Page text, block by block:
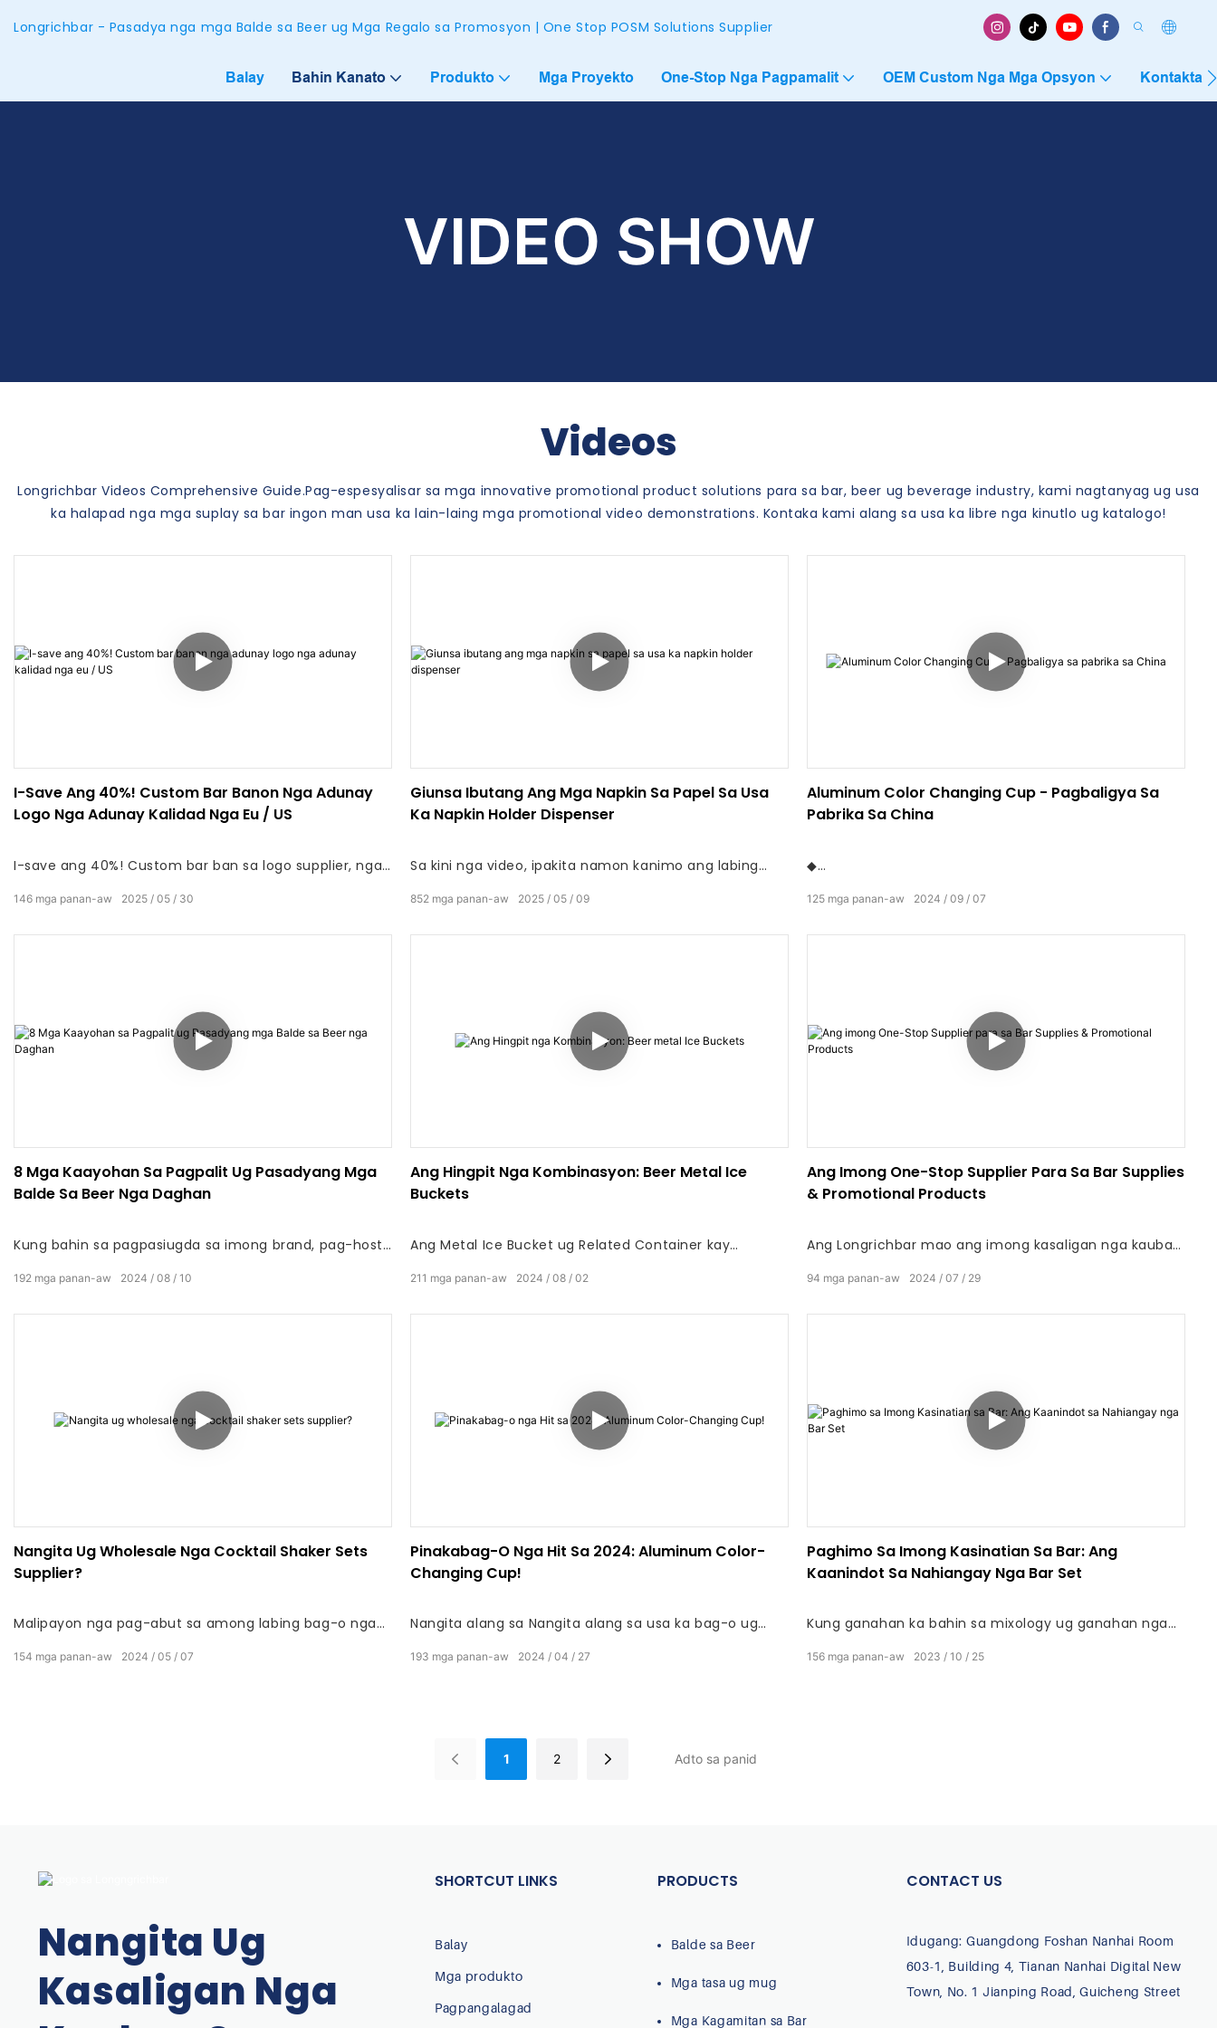
Longrichbar - Pasadya nga mga Balde sa Beer ug Mga Regalo sa Promosyon | One Stop POSM Solutions Supplier
Balay Bahin Kanato Produkto Mga Proyekto One-Stop Nga Pagpamalit OEM Custom Nga Mga Opsyon Kontakta
VIDEO SHOW
Videos
Longrichbar Videos Comprehensive Guide.Pag-espesyalisar sa mga innovative promotional product solutions para sa bar, beer ug beverage industry, kami nagtanyag ug usa
ka halapad nga mga suplay sa bar ingon man usa ka lain-laing mga promotional video demonstrations. Kontaka kami alang sa usa ka libre nga kinutlo ug katalogo!
I-Save Ang 40%! Custom Bar Banon Nga Adunay
Logo Nga Adunay Kalidad Nga Eu / US
I-save ang 40%! Custom bar ban sa logo supplier, nga
nga paagi aron mapadayon ang mga ibabaw nga
limpyo samtang gipakita ang imong brand sa unahan
2025 05 30
146 mga panan-aw
Giunsa Ibutang Ang Mga Napkin Sa Papel Sa Usa
Ka Napkin Holder Dispenser
Sa kini nga video, ipakita namon kanimo ang labing
mga napkin sa papel sa usa ka napkin holder dispenser.
Pakigsulti sa makuyaw nga mga piles sa napkin ug
2025 05 09
852 mga panan-aw
Aluminum Color Changing Cup - Pagbaligya Sa
Pabrika Sa China
◆
Gusto sa mga konsumedor nga ipaambit ang dili
makalimtan nga mga higayon sa uban. Kini usa ka
Aluminum nga Pagbag-o sa Kolor nga Cup
2024 09 07
125 mga panan-aw
8 Mga Kaayohan Sa Pagpalit Ug Pasadyang Mga
Balde Sa Beer Nga Daghan
Kung bahin sa pagpasiugda sa imong brand, pag-host
talagsaon nga paghikap sa imong koleksyon sa
barware, ang naandan nga mga balde sa beer usa ka
nagtanyag usab daghang mga bentaha nga
makahimo usa ka hinungdanon nga epekto sa imong
negosyo. Ania ang walo ka makapadani nga mga
2024 08 10
192 mga panan-aw
Ang Hingpit Nga Kombinasyon: Beer Metal Ice
Buckets
Ang Metal Ice Bucket ug Related Container kay
panagtapok sa balay. Dili lang nila gipabugnaw ang
mga ilimnon apan nagdugang usab usa ka elemento
paggamit ingon man alang sa mga espesyal nga
okasyon ug holiday.
2024 08 02
211 mga panan-aw
Ang Imong One-Stop Supplier Para Sa Bar Supplies
& Promotional Products
Ang Longrichbar mao ang imong kasaligan nga kauban,
one-stop sourcing nga mga solusyon alang sa tanan
nga mga lahi sa mga kompanya sa promosyon.
2024 07 29
94 mga panan-aw
Nangita Ug Wholesale Nga Cocktail Shaker Sets
Supplier?
Malipayon nga pag-abut sa among labing bag-o nga
kalidad nga mga produkto sa B2B alang sa industriya sa
makapauswag sa imong serbisyo sa bar.
2024 05 07
154 mga panan-aw
Pinakabag-O Nga Hit Sa 2024: Aluminum Color-
Changing Cup!
Nangita alang sa Nangita alang sa usa ka bag-o ug
tasa supplier aron sa pagpasiugda sa imong negosyo?
2024 04 27
193 mga panan-aw
Paghimo Sa Imong Kasinatian Sa Bar: Ang
Kaanindot Sa Nahiangay Nga Bar Set
Kung ganahan ka bahin sa mixology ug ganahan nga
set mao ang katapusang accessory aron mapataas
2023 10 25
156 mga panan-aw
1 2
Nangita Ug
Kasaligan Nga
SHORTCUT LINKS
Balay
Mga produkto
Pagpangalagad
PRODUCTS
Balde sa Beer
Mga tasa ug mug
Mga Kagamitan sa Bar
CONTACT US
Idugang: Guangdong Foshan Nanhai Room
603-1, Building 4, Tianan Nanhai Digital New
Town, No. 1 Jianping Road, Guicheng Street